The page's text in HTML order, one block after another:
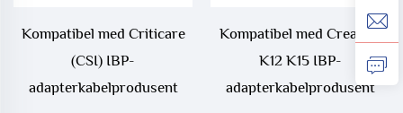
Kompatibel med Criticare
(CSI) IBP-
adapterkabelprodusent
Kompatibel med Creative
K12 K15 IBP-
adapterkabelprodusent